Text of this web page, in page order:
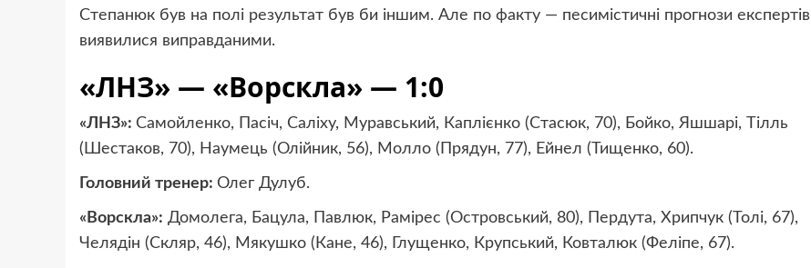
Степанюк був на полі результат був би іншим. Але по факту — песимістичні прогнози експертів
виявилися виправданими.
«ЛНЗ» — «Ворскла» — 1:0
«ЛНЗ»: Самойленко, Пасіч, Саліху, Муравський, Каплієнко (Стасюк, 70), Бойко, Яшшарі, Тілль
(Шестаков, 70), Наумець (Олійник, 56), Молло (Прядун, 77), Ейнел (Тищенко, 60).
Головний тренер: Олег Дулуб.
«Ворскла»: Домолега, Бацула, Павлюк, Рамірес (Островський, 80), Пердута, Хрипчук (Толі, 67),
Челядін (Скляр, 46), Мякушко (Кане, 46), Глущенко, Крупський, Ковталюк (Феліпе, 67).